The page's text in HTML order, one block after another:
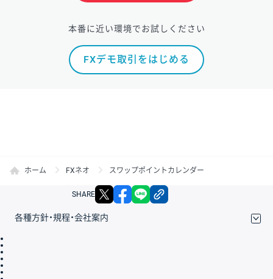
本番に近い環境でお試しください
FXデモ取引をはじめる
ホーム FXネオ スワップポイントカレンダー
SHARE X facebook
各種方針・規程・会社案内